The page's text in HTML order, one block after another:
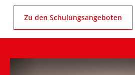
Zu den Schulungsangeboten